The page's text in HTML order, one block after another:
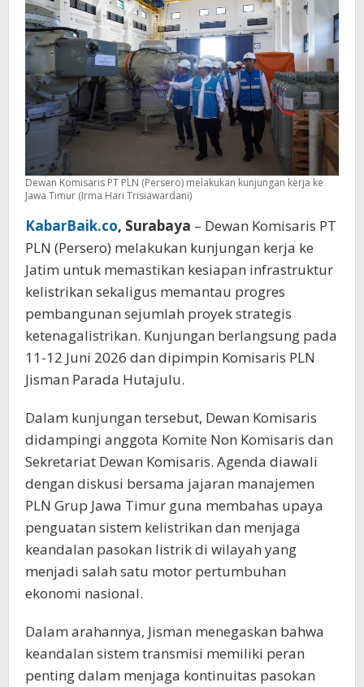
Dewan Komisaris PT PLN (Persero) melakukan kunjungan kerja ke
Jawa Timur (Irma Hari Trisiawardani)
KabarBaik.co, Surabaya – Dewan Komisaris PT
PLN (Persero) melakukan kunjungan kerja ke
Jatim untuk memastikan kesiapan infrastruktur
kelistrikan sekaligus memantau progres
pembangunan sejumlah proyek strategis
ketenagalistrikan. Kunjungan berlangsung pada
11-12 Juni 2026 dan dipimpin Komisaris PLN
Jisman Parada Hutajulu.
Dalam kunjungan tersebut, Dewan Komisaris
didampingi anggota Komite Non Komisaris dan
Sekretariat Dewan Komisaris. Agenda diawali
dengan diskusi bersama jajaran manajemen
PLN Grup Jawa Timur guna membahas upaya
penguatan sistem kelistrikan dan menjaga
keandalan pasokan listrik di wilayah yang
menjadi salah satu motor pertumbuhan
ekonomi nasional.
Dalam arahannya, Jisman menegaskan bahwa
keandalan sistem transmisi memiliki peran
penting dalam menjaga kontinuitas pasokan